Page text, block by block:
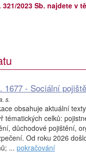
2023 Sb. najdete v
1677 - Sociální
s.
obsahuje aktuální
tématických celků:
důchodové pojištění,
Od roku 2026
... pokračování